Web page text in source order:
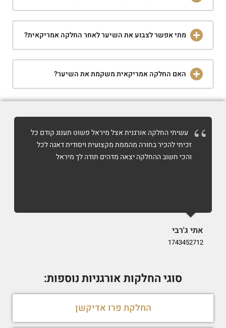
מתי אפשר לצבוע את השיער לאחר החלקה אמריקאית?
האם החלקה אמריקאית משקמת את השיער?
עשיתי החלקה אורגנית אצל מיראל פשוט תענוג קודם כל
זכיתי להכיר בחורה מהממת מקצועית ויסודית דאגה לכל
והכי חשוב ההחלקה יצאה מדהים תודה לך מיראל
אתי ג'רבי
1743452712
סוגי החלקות אורגניות נוספות:
החלקת פרו אדיקשן